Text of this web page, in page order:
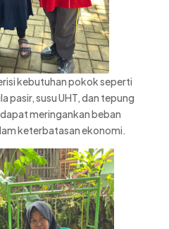
kebutuhan pokok seperti
pasir, susu UHT, dan tepung
meringankan beban
keterbatasan ekonomi.